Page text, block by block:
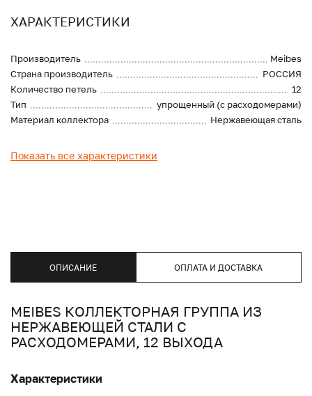
ХАРАКТЕРИСТИКИ
Производитель
Meibes
Страна производитель
РОССИЯ
Количество петель
12
Тип
упрощенный (с расходомерами)
Материал коллектора
Нержавеющая сталь
Показать все характеристики
ОПИСАНИЕ ОПЛАТА И ДОСТАВКА
MEIBES КОЛЛЕКТОРНАЯ ГРУППА ИЗ
НЕРЖАВЕЮЩЕЙ СТАЛИ С
РАСХОДОМЕРАМИ, 12 ВЫХОДА
Характеристики